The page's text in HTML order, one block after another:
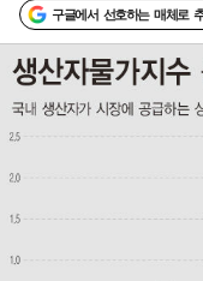
구글에서 선호하는 매체로